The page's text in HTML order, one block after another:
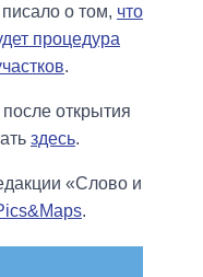
о том, что
процедура
.
открытия
здесь.
«Слово и
.